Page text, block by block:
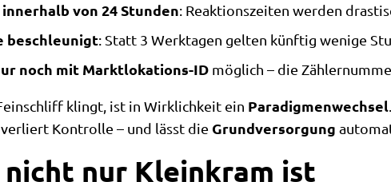
von 24 Stunden: Reaktionszeiten werden
beschleunigt: Statt 3 Werktagen gelten künftig wenige
noch mit Marktlokations-ID möglich – die
klingt, ist in Wirklichkeit ein Paradigmenwechsel
Kontrolle – und lässt die Grundversorgung
nicht nur Kleinkram ist